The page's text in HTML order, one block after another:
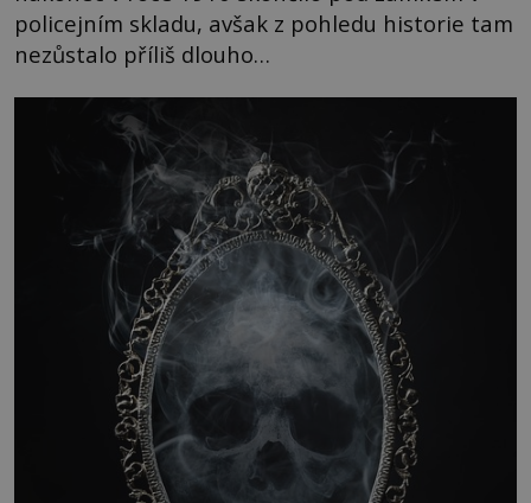
policejním skladu, avšak z pohledu historie tam
nezůstalo příliš dlouho…